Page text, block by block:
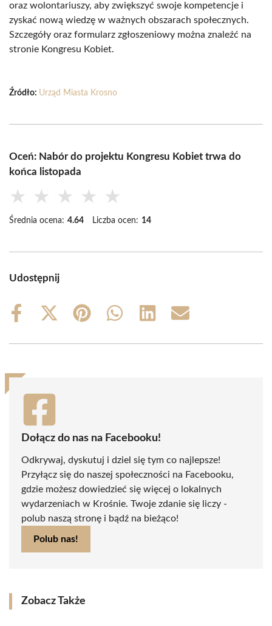
oraz wolontariuszy, aby zwiększyć swoje kompetencje i
zyskać nową wiedzę w ważnych obszarach społecznych.
Szczegóły oraz formularz zgłoszeniowy można znaleźć na
stronie Kongresu Kobiet.
Źródło: Urząd Miasta Krosno
Oceń: Nabór do projektu Kongresu Kobiet trwa do
końca listopada
★ ★ ★ ★ ★
Średnia ocena: 4.64 Liczba ocen: 14
Udostępnij
Share
Share
(Twitter)
Share
Share
Share
Share
Dołącz do nas na Facebooku!
Odkrywaj, dyskutuj i dziel się tym co najlepsze!
Przyłącz się do naszej społeczności na Facebooku,
gdzie możesz dowiedzieć się więcej o lokalnych
wydarzeniach w Krośnie. Twoje zdanie się liczy -
polub naszą stronę i bądź na bieżąco!
Polub nas!
Zobacz Także